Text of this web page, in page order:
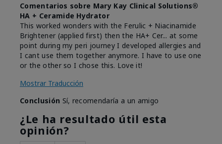
Comentarios sobre Mary Kay Clinical Solutions®
HA + Ceramide Hydrator
This worked wonders with the Ferulic + Niacinamide
Brightener (applied first) then the HA+ Cer... at some
point during my peri journey I developed allergies and
I cant use them together anymore. I have to use one
or the other so I chose this. Love it!
Mostrar Traducción
Conclusión Sí, recomendaría a un amigo
¿Le ha resultado útil esta
opinión?